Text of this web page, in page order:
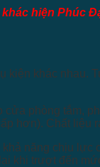
hiện Phúc
kiện khác
phòng tắm,
hơn). Chất
năng chịu
khi trượt đến